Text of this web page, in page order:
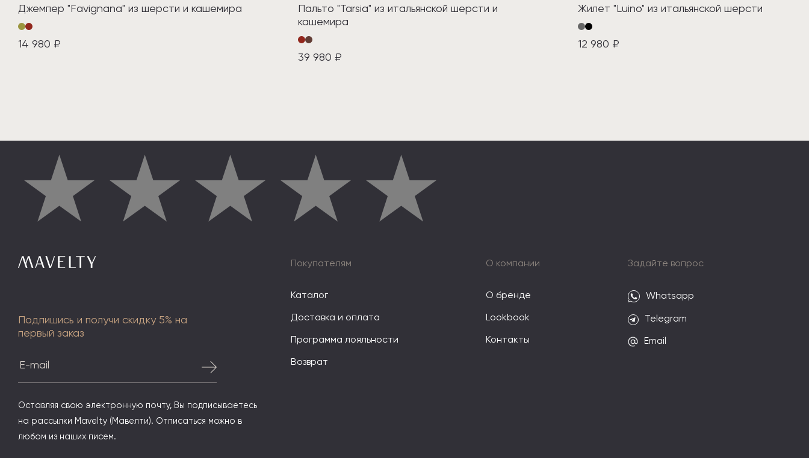
Джемпер "Favignana" из шерсти и кашемира
14 980 ₽
Пальто "Tarsia" из итальянской шерсти и
кашемира
39 980 ₽
Жилет "Luino" из итальянской шерсти
12 980 ₽
★★★★★
Подпишись и получи скидку 5% на
первый заказ
Оставляя свою электронную почту, Вы подписываетесь
на рассылки Mavelty (Мавелти). Отписаться можно в
любом из наших писем.
Покупателям
Каталог
Доставка и оплата
Программа лояльности
Возврат
О компании
О бренде
Lookbook
Контакты
Задайте вопрос
Whatsapp
Telegram
Email